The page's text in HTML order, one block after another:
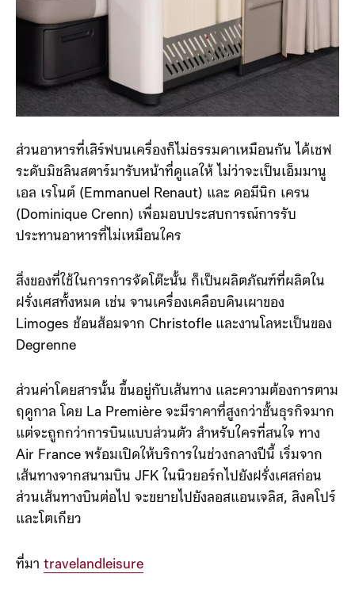
ส่วนอาหารที่เสิร์ฟบนเครื่องก็ไม่ธรรมดาเหมือนกัน ได้เชฟ
ระดับมิชลินสตาร์มารับหน้าที่ดูแลให้ ไม่ว่าจะเป็นเอ็มมานู
เอล เรโนต์ (Emmanuel Renaut) และ ดอมีนิก เครน
(Dominique Crenn) เพื่อมอบประสบการณ์การรับ
ประทานอาหารที่ไม่เหมือนใคร
สิ่งของที่ใช้ในการการจัดโต๊ะนั้น ก็เป็นผลิตภัณฑ์ที่ผลิตใน
ฝรั่งเศสทั้งหมด เช่น จานเครื่องเคลือบดินเผาของ
Limoges ช้อนส้อมจาก Christofle และงานโลหะเป็นของ
Degrenne
ส่วนค่าโดยสารนั้น ขึ้นอยู่กับเส้นทาง และความต้องการตาม
ฤดูกาล โดย La Première จะมีราคาที่สูงกว่าชั้นธุรกิจมาก
แต่จะถูกกว่าการบินแบบส่วนตัว สำหรับใครที่สนใจ ทาง
Air France พร้อมเปิดให้บริการในช่วงกลางปีนี้ เริ่มจาก
เส้นทางจากสนามบิน JFK ในนิวยอร์กไปยังฝรั่งเศสก่อน
ส่วนเส้นทางบินต่อไป จะขยายไปยังลอสแอนเจลิส, สิงคโปร์
และโตเกียว
ที่มา travelandleisure